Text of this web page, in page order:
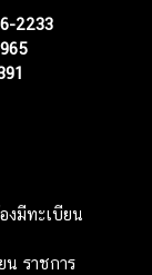
2233
งมีทะเบียน
น ราชการ